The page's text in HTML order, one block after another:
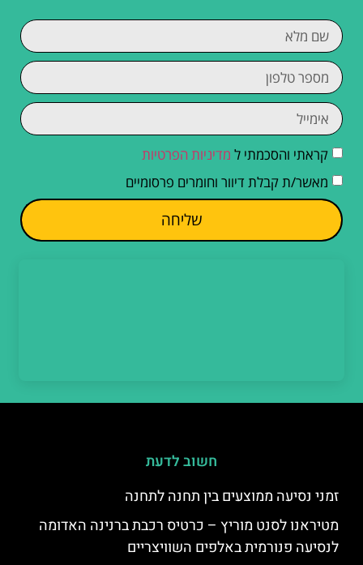
קראתי והסכמתי ל מדיניות הפרטיות
מאשר/ת קבלת דיוור וחומרים פרסומיים
שליחה
חשוב לדעת
זמני נסיעה ממוצעים בין תחנה לתחנה
מטיראנו לסנט מוריץ – כרטיס רכבת ברנינה האדומה
לנסיעה פנורמית באלפים השוויצריים